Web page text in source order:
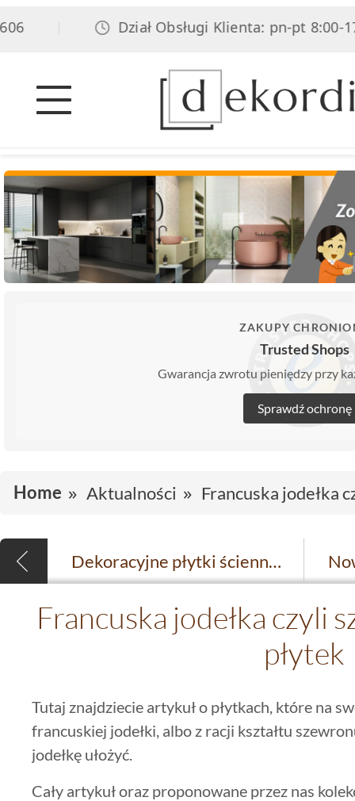
Dział Obsługi Klienta: pn-pt 8:00-
ZAKUPY
Trusted Shops
Gwarancja zwrotu pieniędzy przy
Sprawdź ochronę
Home Aktualności Francuska jodełka
Dekoracyjne płytki ścienne w 3D
Francuska jodełka czyli
płytek
Tutaj znajdziecie artykuł o płytkach, które na
francuskiej jodełki, albo z racji kształtu
jodełkę ułożyć.
Cały artykuł oraz proponowane przez nas